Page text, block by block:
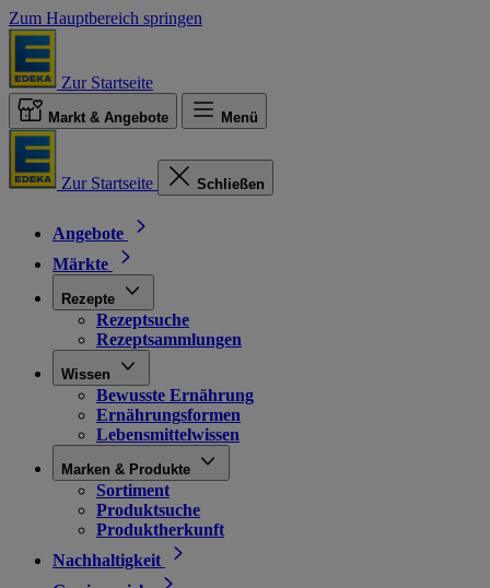
Zum Hauptbereich springen
Zur Startseite
Markt & Angebote Menü
Zur Startseite Schließen
Angebote
Märkte
Rezepte
Rezeptsuche
Rezeptsammlungen
Wissen
Bewusste Ernährung
Ernährungsformen
Lebensmittelwissen
Marken & Produkte
Sortiment
Produktsuche
Produktherkunft
Nachhaltigkeit